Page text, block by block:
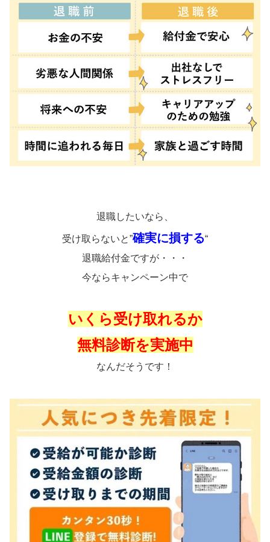
退職したいなら、
受け取らないと”確実に損する“
退職給付金ですが・・・
今ならキャンペーン中で
いくら受け取れるか
無料診断を実施中
なんだそうです！